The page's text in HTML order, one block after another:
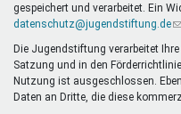
Demokratie & Beteiligung
gespeichert und verarbeitet. Ein
datenschutz@jugendstiftung.de
E-
Die Jugendstiftung verarbeitet
Satzung und in den
Nutzung ist ausgeschlossen.
Daten an Dritte, die diese